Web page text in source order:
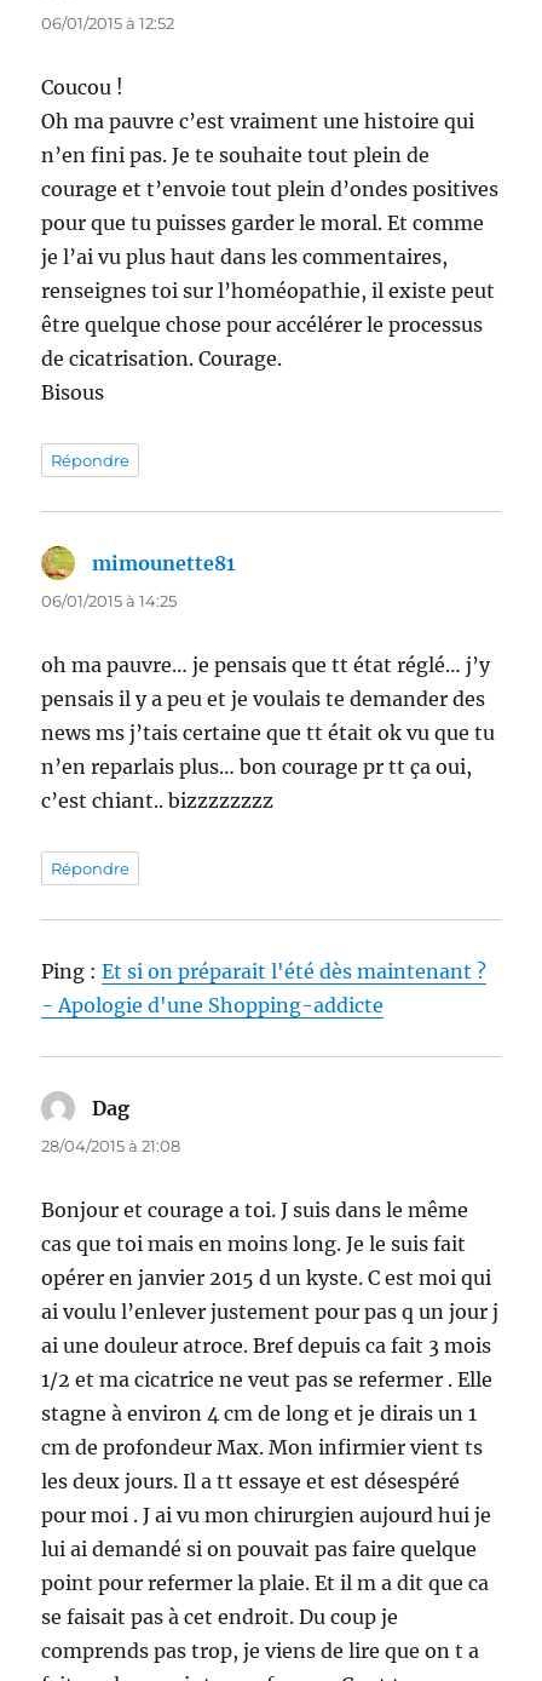
06/01/2015 à 12:52
Coucou !
Oh ma pauvre c’est vraiment une histoire qui
n’en fini pas. Je te souhaite tout plein de
courage et t’envoie tout plein d’ondes positives
pour que tu puisses garder le moral. Et comme
je l’ai vu plus haut dans les commentaires,
renseignes toi sur l’homéopathie, il existe peut
être quelque chose pour accélérer le processus
de cicatrisation. Courage.
Bisous
Répondre
mimounette81
06/01/2015 à 14:25
oh ma pauvre… je pensais que tt état réglé… j’y
pensais il y a peu et je voulais te demander des
news ms j’tais certaine que tt était ok vu que tu
n’en reparlais plus… bon courage pr tt ça oui,
c’est chiant.. bizzzzzzzz
Répondre
Ping :Et si on préparait l'été dès maintenant ?
- Apologie d'une Shopping-addicte
Dag
28/04/2015 à 21:08
Bonjour et courage a toi. J suis dans le même
cas que toi mais en moins long. Je le suis fait
opérer en janvier 2015 d un kyste. C est moi qui
ai voulu l’enlever justement pour pas q un jour j
ai une douleur atroce. Bref depuis ca fait 3 mois
1/2 et ma cicatrice ne veut pas se refermer . Elle
stagne à environ 4 cm de long et je dirais un 1
cm de profondeur Max. Mon infirmier vient ts
les deux jours. Il a tt essaye et est désespéré
pour moi . J ai vu mon chirurgien aujourd hui je
lui ai demandé si on pouvait pas faire quelque
point pour refermer la plaie. Et il m a dit que ca
se faisait pas à cet endroit. Du coup je
comprends pas trop, je viens de lire que on t a